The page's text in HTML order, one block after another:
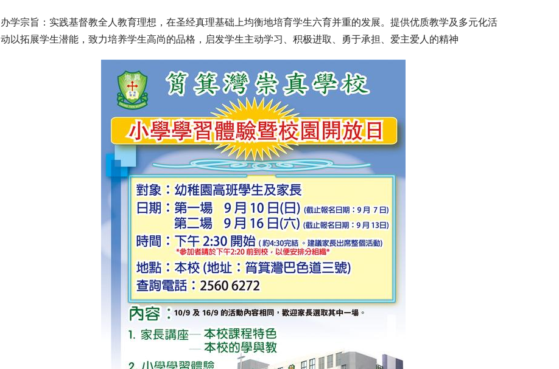
办学宗旨：实践基督教全人教育理想，在圣经真理基础上均衡地培育学生六育并重的发展。提供优质教学及多元化活
动以拓展学生潜能，致力培养学生高尚的品格，启发学生主动学习、积极进取、勇于承担、爱主爱人的精神